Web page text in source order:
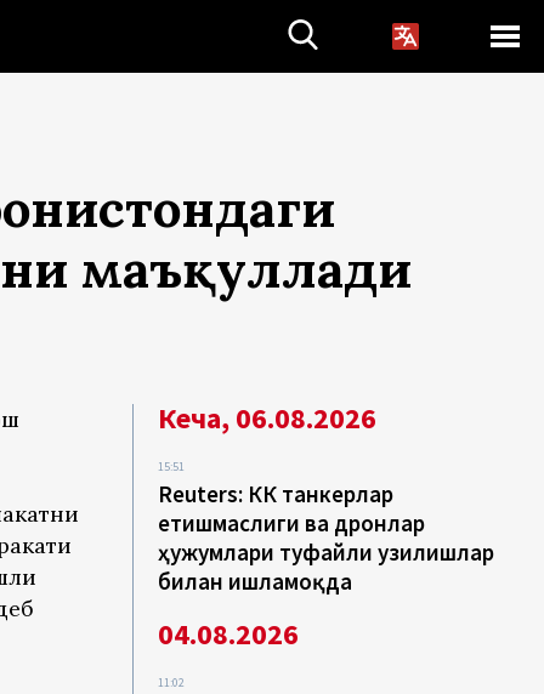
маъқуллади
Кеча, 06.08.2026
15:51
Reuters: КҚК танкерлар
етишмаслиги ва дронлар
ҳужумлари туфайли узилишлар
билан ишламоқда
04.08.2026
11:02